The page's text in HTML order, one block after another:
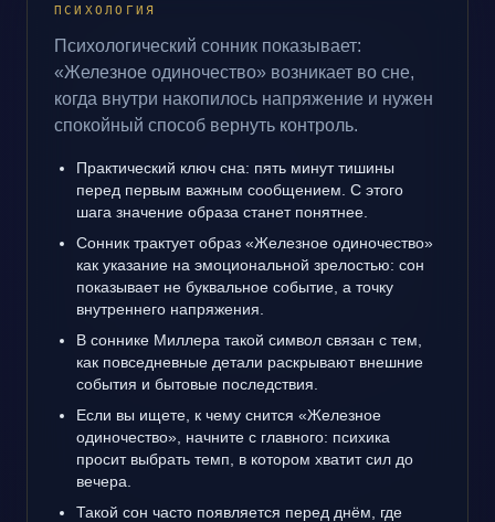
ПСИХОЛОГИЯ
Психологический сонник показывает:
«Железное одиночество» возникает во сне,
когда внутри накопилось напряжение и нужен
спокойный способ вернуть контроль.
Практический ключ сна: пять минут тишины
перед первым важным сообщением. С этого
шага значение образа станет понятнее.
Сонник трактует образ «Железное одиночество»
как указание на эмоциональной зрелостью: сон
показывает не буквальное событие, а точку
внутреннего напряжения.
В соннике Миллера такой символ связан с тем,
как повседневные детали раскрывают внешние
события и бытовые последствия.
Если вы ищете, к чему снится «Железное
одиночество», начните с главного: психика
просит выбрать темп, в котором хватит сил до
вечера.
Такой сон часто появляется перед днём, где